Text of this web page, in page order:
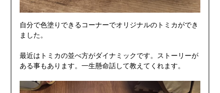
自分で色塗りできるコーナーでオリジナルのトミカができ
ました。
最近はトミカの並べ方がダイナミックです。ストーリーが
ある事もあります。一生懸命話して教えてくれます。